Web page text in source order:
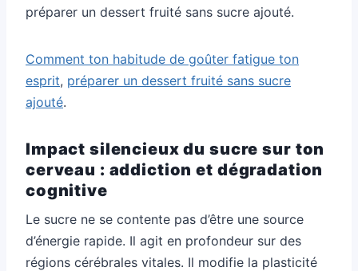
préparer un dessert fruité sans sucre ajouté.
Comment ton habitude de goûter fatigue ton
esprit, préparer un dessert fruité sans sucre
ajouté.
Impact silencieux du sucre sur ton
cerveau : addiction et dégradation
cognitive
Le sucre ne se contente pas d’être une source
d’énergie rapide. Il agit en profondeur sur des
régions cérébrales vitales. Il modifie la plasticité